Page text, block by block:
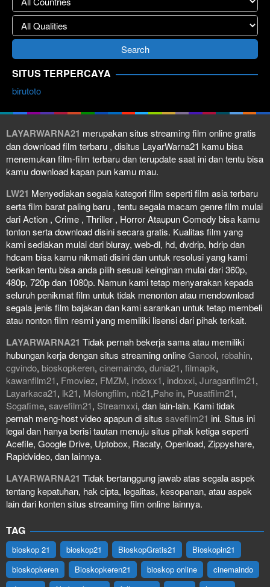
SITUS TERPERCAYA
birutoto
LAYARWARNA21 merupakan situs streaming film online gratis
dan download film terbaru , disitus LayarWarna21 kamu bisa
menemukan film-film terbaru dan terupdate saat ini dan tentu bisa
kamu download kapan pun kamu mau.
LW21 Menyediakan segala kategori film seperti film asia terbaru
serta film barat paling baru , tentu segala macam genre film mulai
dari Action , Crime , Thriller , Horror Ataupun Comedy bisa kamu
tonton serta download disini secara gratis. Kualitas film yang
kami sediakan mulai dari bluray, web-dl, hd, dvdrip, hdrip dan
hdcam bisa kamu nikmati disini dan untuk resolusi yang kami
berikan tentu bisa anda pilih sesuai keinginan mulai dari 360p,
480p, 720p dan 1080p. Namun kami tetap menyarakan kepada
seluruh penikmat film untuk tidak menonton atau mendownload
segala jenis film bajakan dan kami sarankan untuk tetap membeli
atau nonton film resmi yang memiliki lisensi dari pihak terkait.
LAYARWARNA21 Tidak pernah bekerja sama atau memiliki
hubungan kerja dengan situs streaming onlineGanool, rebahin,
cgvindo, bioskopkeren, cinemaindo, dunia21, filmapik,
kawanfilm21, Fmoviez, FMZM, indoxx1, indoxxi, Juraganfilm21,
Layarkaca21, lk21, Melongfilm, nb21,Pahe in, Pusatfilm21,
Sogafime, savefilm21, Streamxxi, dan lain-lain. Kami tidak
pernah meng-host video apapun di situs savefilm21 ini. Situs ini
legal dan hanya berisi tautan menuju situs pihak ketiga seperti
Acefile, Google Drive, Uptobox, Racaty, Openload, Zippyshare,
Rapidvideo, dan lainnya.
LAYARWARNA21 Tidak bertanggung jawab atas segala aspek
tentang kepatuhan, hak cipta, legalitas, kesopanan, atau aspek
lain dari konten situs streaming film online lainnya.
TAG
bioskop 21 bioskop21 BioskopGratis21
Bioskopin21
bioskopkeren
Bioskopkeren21 bioskop online
cinemaindo